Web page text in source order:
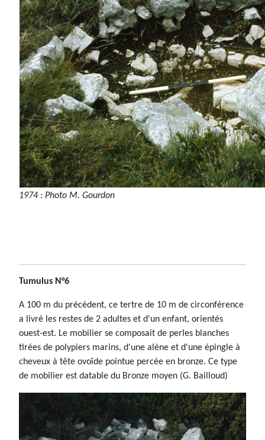
1974 : Photo M. Gourdon
Tumulus N°6
A 100 m du précédent, ce tertre de 10 m de circonférence
a livré les restes de 2 adultes et d'un enfant, orientés
ouest-est. Le mobilier se composait de perles blanches
tirées de polypiers marins, d'une alène et d'une épingle à
cheveux à tête ovoïde pointue percée en bronze. Ce type
de mobilier est datable du Bronze moyen (G. Bailloud)